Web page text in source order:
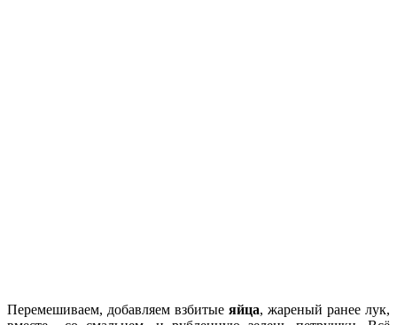
Перемешиваем, добавляем взбитые яйца, жареный ранее лук,